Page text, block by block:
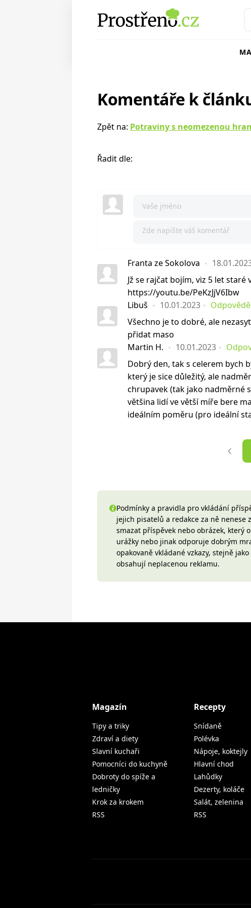
Komentáře k
Zpět na: Potraviny s neomezenou
Řadit dle:
Franta ze Sokolova
Jž se rajčat bojím, viz 5 let
https://youtu.be/PeKzJjV6Ibw
Libuš
10.01.2023
Všechno je to dobré, ale
přidat maso
Martin H.
10.01.2023
Dobrý den, tak s celerem bych
který je sice důležitý, ale
chrupavek (tak jako nadměrné
většina lidí ve větší míře bere
ideálním poměru (pro ideální
Podmínky a pravidla pro vkládání
jejich pisatelů a redakce za ně nenese
smazat příspěvek nebo obrázek, který
urážky nebo jinak odporuje dobrým
opakovaně vkládané vzkazy, stejně
obsahují neplacenou reklamu.
Magazín
Tipy a triky
Zdraví a diety
Slavní kuchaři
Pomocníci do kuchyně
Dobroty do spíže a
ledničky
Krok za krokem
RSS
Recepty
Snídaně
Polévka
Nápoje, koktejly
Hlavní chod
Lahůdky
Dezerty, koláče
Salát, zelenina
RSS